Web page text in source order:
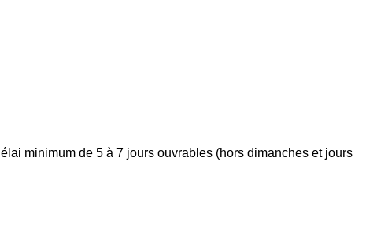
minimum de 5 à 7 jours ouvrables (hors dimanches et jours